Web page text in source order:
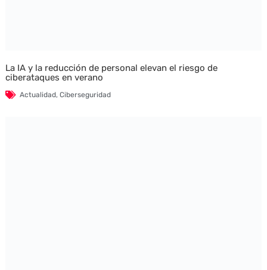
La IA y la reducción de personal elevan el riesgo de
ciberataques en verano
Actualidad, Ciberseguridad